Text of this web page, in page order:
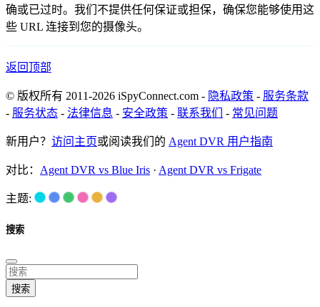
确或已过时。我们不提供任何保证或担保，确保您能够使用这
些 URL 连接到您的摄像头。
返回顶部
© 版权所有 2011-2026 iSpyConnect.com - 隐私政策 - 服务条款
- 服务状态 - 法律信息 - 安全政策 - 联系我们 - 常见问题
新用户？ 访问主页或阅读我们的 Agent DVR 用户指南
对比： Agent DVR vs Blue Iris · Agent DVR vs Frigate
主题:
搜索
搜索